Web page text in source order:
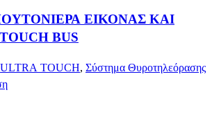
ΕΙΚΟΝΑΣ ΚΑΙ
BUS
ULTRA TOUCH, Σύστημα Θυροτηλεόρασης